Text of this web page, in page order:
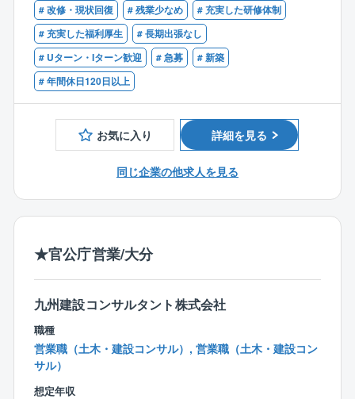
ご安心ください。
■出張:日本各地に拠点がありますので、営業所の担当
エリア内での対応が基本となります。そのため、日帰
りが基本の働き方となりますが、大型案件で他拠点の
応援にいくなど、頻度は少ないものの泊まり出張の可
能性は0ではありません。
【同社について】
日本の2大人気テーマパークやホテル、病院や老人介護
施設、自動車や食品を製造する工場、町のクリーニン
グ屋さんやお豆腐屋さん、新幹線や護衛艦まで、あら
ゆる業種のお客様でお使いいただいているボイラを主
真空式温水ヒーターにおいて国内トップシェアを実現
す。
そういったお客様の要望に対して、多様な技術・製品
を用いた『トータルエンジニアリング』ができ、お客
様の要望に沿った最良のものを提案できる強みがあり
ます。
◆工事にかかわる各部署を横断してサポート
【同ポジション／同社の魅力】
◆社会貢献性
⇒「自然エネルギー100%」の未来を創る、使命感ある
◆現場の裁量権
⇒ 現場のトップとして、安全・品質・工程・予算の全
てをリードします。
◆プロフェッショナルな関係
◆フラットな組織
⇒大手の「しがらみ」とは無縁。目的のためにスピー
ディに動ける風土です。
◆残業20h程度と少なめ！
【同社の特徴】
“すべての人“ が包摂される組織・社会づくり
◆「ジェンダー」「LGBTQ+」「障害」「多文化共
生」「育児・介護」の5つの要素で評価されるDEI Awa
◆第一種電気主任技術者
◆高圧電気設備の保守経験、発電所の保守管理経験な
どのいずれか、または類似の経験
◆報告書などの各種資料を作成できるPC操作能力、社
内のITシステム利用に抵抗がない方
◆発電所のある地域のパートナー企業や関係者と良好
な関係を築くことができる対人能力、折衝力、ホスピ
# 改修・現状回復 # 残業少なめ
# 充実した研修体制
# 充実した福利厚生
# 長期出張なし
# Uターン・Iターン歓迎
# 急募
# 新築
# 年間休日120日以上
お気に入り 詳細を見る
同じ企業の他求人を見る
★官公庁営業/大分
九州建設コンサルタント株式会社
職種
営業職（土木・建設コンサル）, 営業職（土木・建設コン
サル）
想定年収